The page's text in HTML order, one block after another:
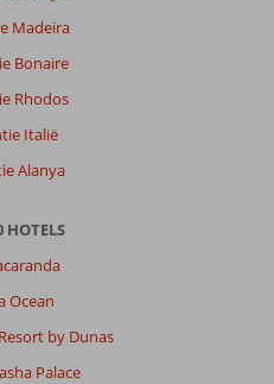
Madeira
Bonaire
Rhodos
Italië
Alanya
HOTELS
Ocean
by Dunas
Palace